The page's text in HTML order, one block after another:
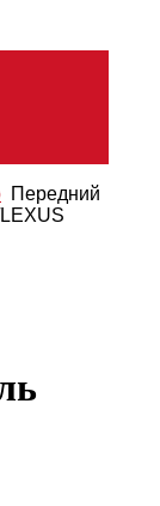
Передний